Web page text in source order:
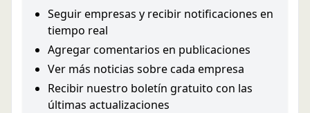
Seguir empresas y recibir notificaciones en
tiempo real
Agregar comentarios en publicaciones
Ver más noticias sobre cada empresa
Recibir nuestro boletín gratuito con las
últimas actualizaciones